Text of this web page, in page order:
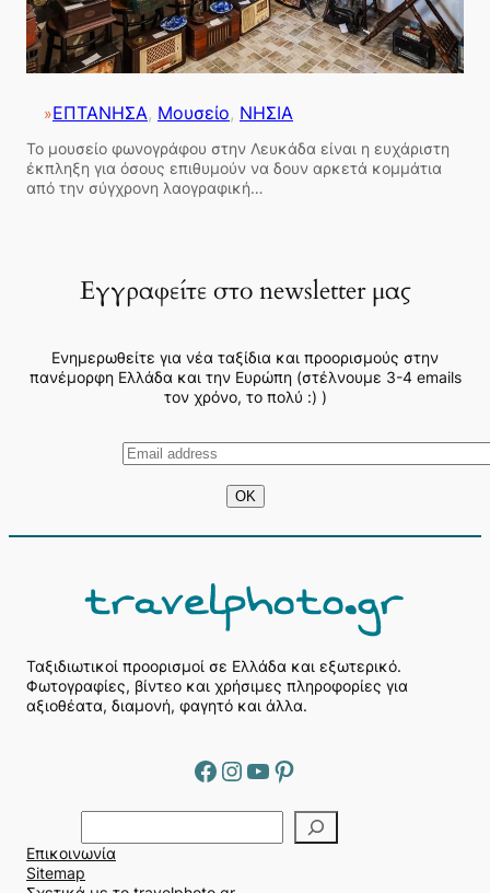
»ΕΠΤΑΝΗΣΑ, Μουσείο, ΝΗΣΙΑ
Το μουσείο φωνογράφου στην Λευκάδα είναι η ευχάριστη
έκπληξη για όσους επιθυμούν να δουν αρκετά κομμάτια
από την σύγχρονη λαογραφική…
Εγγραφείτε στο newsletter μας
Ενημερωθείτε για νέα ταξίδια και προορισμούς στην
πανέμορφη Ελλάδα και την Ευρώπη (στέλνουμε 3-4 emails
τον χρόνο, το πολύ :) )
Ταξιδιωτικοί προορισμοί σε Ελλάδα και εξωτερικό.
Φωτογραφίες, βίντεο και χρήσιμες πληροφορίες για
αξιοθέατα, διαμονή, φαγητό και άλλα.
Facebook Instagram YouTube Pinterest
ν
α
Επικοινωνία
Sitemap